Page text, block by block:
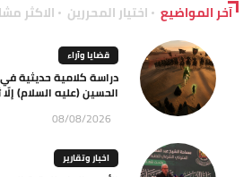
آخر المواضيع اختيار المحررين الاكثر
قضايا وآراء
دراسة كلامية حديثية
الحسين (عليه السلام) إلّا
08/08/2026
اخبار وتقارير